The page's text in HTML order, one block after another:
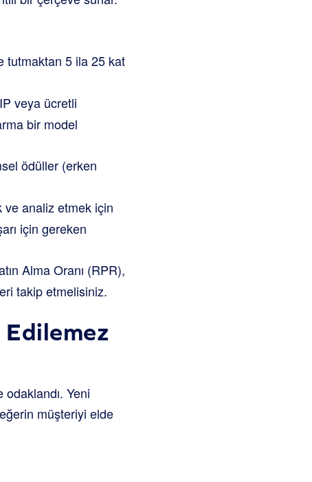
tutmaktan 5 ila 25 kat
veya ücretli
bir model
ödüller (erken
ve analiz etmek için
için gereken
Alma Oranı (RPR),
takip etmelisiniz.
Yeni
müşteriyi elde